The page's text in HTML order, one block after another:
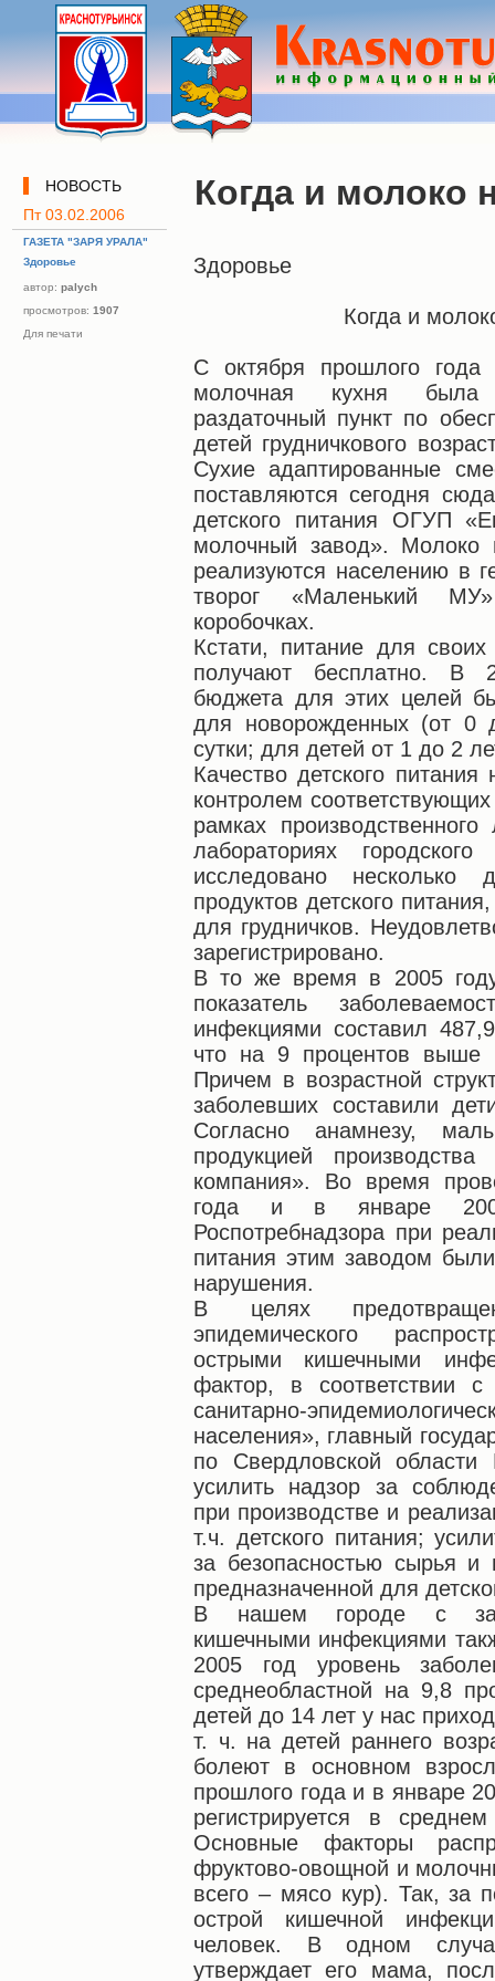
НОВОСТЬ
Пт 03.02.2006
ГАЗЕТА "ЗАРЯ УРАЛА"
Здоровье
автор: palych
просмотров: 1907
Для печати
Когда и молоко
Здоровье
Когда и
С октября прошлого года
молочная кухня была
раздаточный пункт по
детей грудничкового
Сухие адаптированные
поставляются сегодня
детского питания ОГУП
молочный завод».
реализуются населению в
творог «Маленький
коробочках.
Кстати, питание для
получают бесплатно. В
бюджета для этих целей
для новорожденных (от
сутки; для детей от 1 до 2
Качество детского
контролем
рамках
лабораториях
исследовано несколько
продуктов детского
для грудничков.
зарегистрировано.
В то же время в 2005
показатель
инфекциями составил
что на 9 процентов
Причем в возрастной
заболевших составили
Согласно анамнезу,
продукцией
компания». Во время
года и в январе
Роспотребнадзора при
питания этим заводом
нарушения.
В целях
эпидемического
острыми кишечными
фактор, в соответствии
санитарно-
населения», главный
по Свердловской
усилить надзор за
при производстве и
т.ч. детского питания;
за безопасностью сырья и
предназначенной для
В нашем городе с
кишечными инфекциями
2005 год уровень
среднеобластной на 9,8
детей до 14 лет у нас
т. ч. на детей раннего
болеют в основном
прошлого года и в январе
регистрируется в
Основные факторы
фруктово-овощной и
всего – мясо кур). Так, за
острой кишечной
человек. В одном
утверждает его мама,